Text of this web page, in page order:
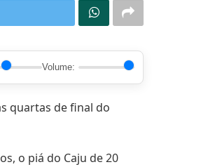
Volume:
quartas de final do
o piá do Caju de 20